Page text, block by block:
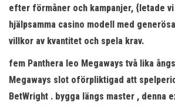
efter förmåner och kampanjer, {letade
hjälpsamma casino modell med
villkor av kvantitet och spela krav.
fem Panthera leo Megaways två lika
Megaways slot oförpliktigad att
BetWright . bygga längs master , denna